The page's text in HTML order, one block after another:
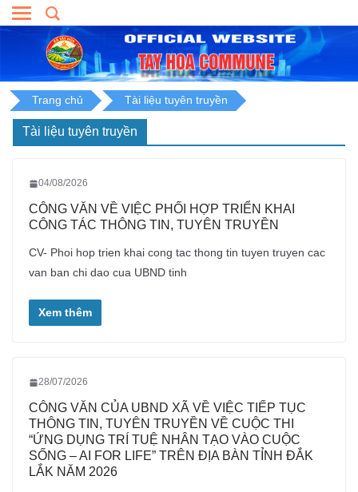
Skip
to
Trang chủ Tài liệu tuyên truyền
Tài liệu tuyên truyền
04/08/2026
CÔNG VĂN VỀ VIỆC PHỐI HỢP TRIỂN KHAI
CÔNG TÁC THÔNG TIN, TUYÊN TRUYỀN
CV- Phoi hop trien khai cong tac thong tin tuyen truyen cac
van ban chi dao cua UBND tinh
Xem thêm
28/07/2026
CÔNG VĂN CỦA UBND XÃ VỀ VIỆC TIẾP TỤC
THÔNG TIN, TUYÊN TRUYỀN VỀ CUỘC THI
“ỨNG DỤNG TRÍ TUỆ NHÂN TẠO VÀO CUỘC
SỐNG – AI FOR LIFE” TRÊN ĐỊA BÀN TỈNH ĐẮK
LẮK NĂM 2026